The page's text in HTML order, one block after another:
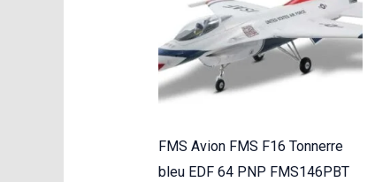
FMS Avion FMS F16 Tonnerre
bleu EDF 64 PNP FMS146PBT